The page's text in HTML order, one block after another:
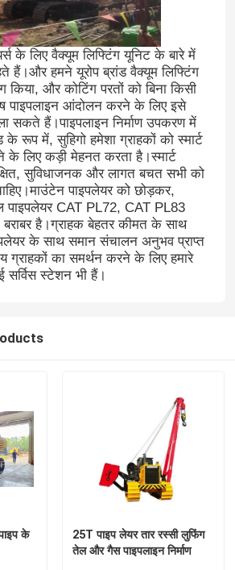
के लिए वैक्यूम लिफ्टिंग यूनिट के बारे में
हैं।और हमने यूरोप ब्रांड वैक्यूम लिफ्टिंग
और कोटिंग परतों को बिना किसी
पाइपलाइन आंदोलन करने के लिए इसे
सकते हैं।पाइपलाइन निर्माण उपकरण में
रूप में, सुहिगो हमेशा ग्राहकों को स्मार्ट
के लिए कड़ी मेहनत करता है।स्मार्ट
सुविधाजनक और लागत बचत सभी को
पाइपलेयर को छोड़कर,
पाइपलेयर CAT PL72, CAT PL83
है।ग्राहक बेहतर कीमत के साथ
के साथ समान संचालन अनुभव प्राप्त
का समर्थन करने के लिए हमारे
सर्विस स्टेशन भी हैं।
के
25T पाइप लेयर तार रस्सी लुफिंग
तेल और गैस पाइपलाइन निर्माण